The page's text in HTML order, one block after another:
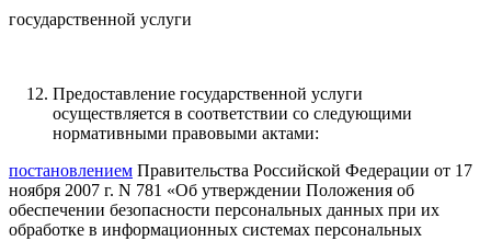
государственной услуги
Предоставление государственной услуги
осуществляется в соответствии со следующими
нормативными правовыми актами:
постановлением Правительства Российской Федерации от 17
ноября 2007 г. N 781 «Об утверждении Положения об
обеспечении безопасности персональных данных при их
обработке в информационных системах персональных